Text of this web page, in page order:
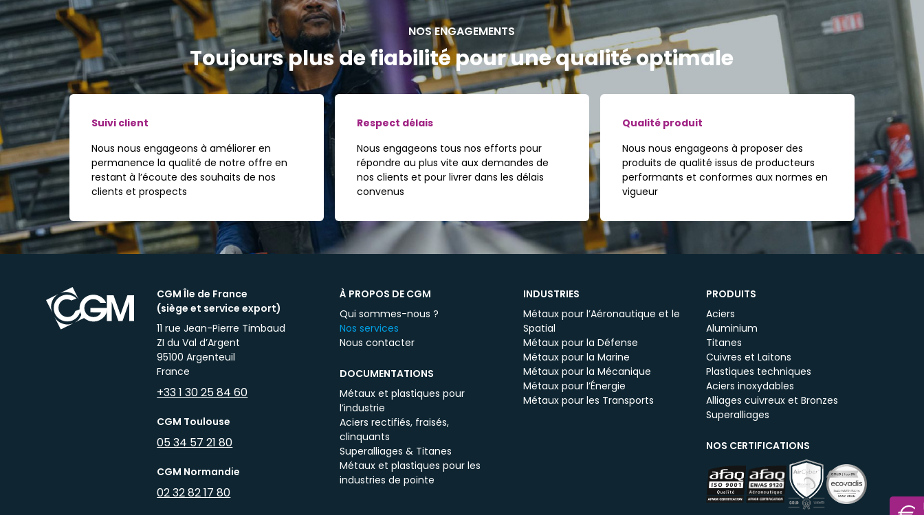
NOS ENGAGEMENTS
Toujours plus de fiabilité pour une qualité optimale
Suivi client
Nous nous engageons à améliorer en
permanence la qualité de notre offre en
restant à l’écoute des souhaits de nos
clients et prospects
Respect délais
Nous engageons tous nos efforts pour
répondre au plus vite aux demandes de
nos clients et pour livrer dans les délais
convenus
Qualité produit
Nous nous engageons à proposer des
produits de qualité issus de producteurs
performants et conformes aux normes en
vigueur
CGM Île de France
(siège et service export)
11 rue Jean-Pierre Timbaud
ZI du Val d’Argent
95100 Argenteuil
France
+33 1 30 25 84 60
CGM Toulouse
05 34 57 21 80
CGM Normandie
02 32 82 17 80
À PROPOS DE CGM
Qui sommes-nous ?
Nos services
Nous contacter
DOCUMENTATIONS
Métaux et plastiques pour
l’industrie
Aciers rectifiés, fraisés,
clinquants
Superalliages & Titanes
Métaux et plastiques pour les
industries de pointe
INDUSTRIES
Métaux pour l’Aéronautique et le
Spatial
Métaux pour la Défense
Métaux pour la Marine
Métaux pour la Mécanique
Métaux pour l’Énergie
Métaux pour les Transports
PRODUITS
Aciers
Aluminium
Titanes
Cuivres et Laitons
Plastiques techniques
Aciers inoxydables
Alliages cuivreux et Bronzes
Superalliages
NOS CERTIFICATIONS